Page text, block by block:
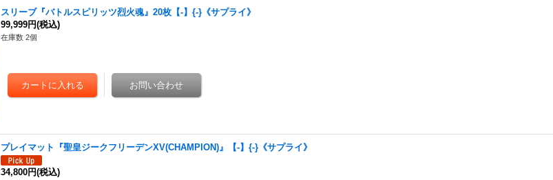
スリーブ『バトルスピリッツ烈火魂』20枚【-】{-}《サプライ》
99,999円(税込)
在庫数 2個
プレイマット『聖皇ジークフリーデンXV(CHAMPION)』【-】{-}《サプライ》
34,800円(税込)